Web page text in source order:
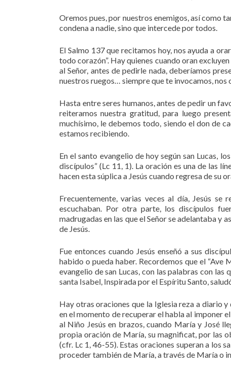
Oremos pues, por nuestros enemigos, así como
condena a nadie, sino que intercede por todos.
El Salmo 137 que recitamos hoy, nos ayuda a
todo corazón”. Hay quienes cuando oran
al Señor, antes de pedirle nada, deberíamos
nuestros ruegos… siempre que te invocamos, nos
Hasta entre seres humanos, antes de pedir un
reiteramos nuestra gratitud, para luego
muchísimo, le debemos todo, siendo el don de
estamos recibiendo.
En el santo evangelio de hoy según san Lucas,
discípulos” (Lc 11, 1). La oración es una de las
hacen esta súplica a Jesús cuando regresa de su
Frecuentemente, varias veces al día, Jesús
escuchaban. Por otra parte, los discípulos
madrugadas en las que el Señor se adelantaba y
de Jesús.
Fue entonces cuando Jesús enseñó a sus
habido o pueda haber. Recordemos que el “Ave
evangelio de san Lucas, con las palabras con
santa Isabel, Inspirada por el Espíritu Santo,
Hay otras oraciones que la Iglesia reza a diario
en el momento de recuperar el habla al imponer
al Niño Jesús en brazos, cuando María y José
propia oración de María, su magnificat, por las
(cfr. Lc 1, 46-55). Estas oraciones superan a los
proceder también de María, a través de María o